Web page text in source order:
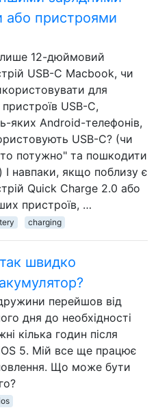
або пристроями
12-дюймовий
USB-C Macbook, чи
для
USB-C,
яких Android-телефонів,
USB-C? (чи
потужно" та пошкодити
І навпаки, якщо поблизу є
Quick Charge 2.0 або
пристроїв, …
charging
швидко
перейшов від
дня до необхідності
кілька годин після
5. Мій все ще працює
Що може бути